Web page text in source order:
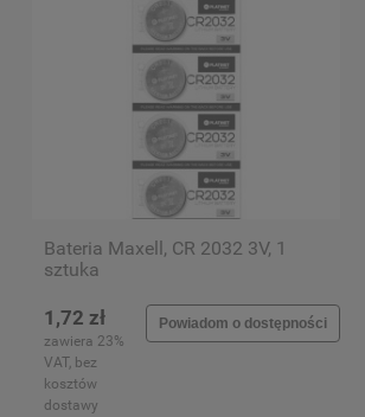
Bateria Maxell, CR 2032 3V, 1
sztuka
1,72 zł
zawiera 23%
VAT, bez
kosztów
dostawy
Powiadom o dostępności